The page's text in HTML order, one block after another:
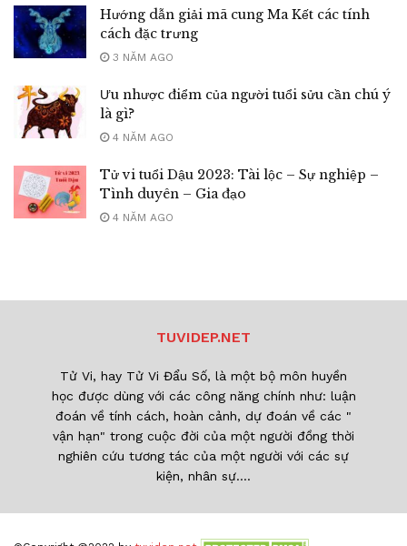
Hướng dẫn giải mã cung Ma Kết các tính
cách đặc trưng
3 NĂM AGO
Ưu nhược điểm của người tuổi sửu cần chú ý
là gì?
4 NĂM AGO
Tử vi tuổi Dậu 2023: Tài lộc – Sự nghiệp –
Tình duyên – Gia đạo
4 NĂM AGO
TUVIDEP.NET
Tử Vi, hay Tử Vi Đẩu Số, là một bộ môn huyền
học được dùng với các công năng chính như: luận
đoán về tính cách, hoàn cảnh, dự đoán về các "
vận hạn" trong cuộc đời của một người đồng thời
nghiên cứu tương tác của một người với các sự
kiện, nhân sự....